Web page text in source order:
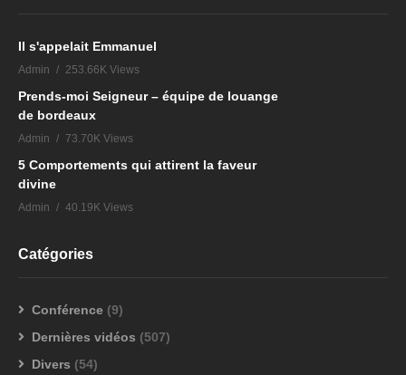
Il s'appelait Emmanuel
Admin 253.66K Views
Prends-moi Seigneur – équipe de louange
de bordeaux
Admin 73.70K Views
5 Comportements qui attirent la faveur
divine
Admin 40.19K Views
Catégories
Conférence (9)
Dernières vidéos (507)
Divers (54)